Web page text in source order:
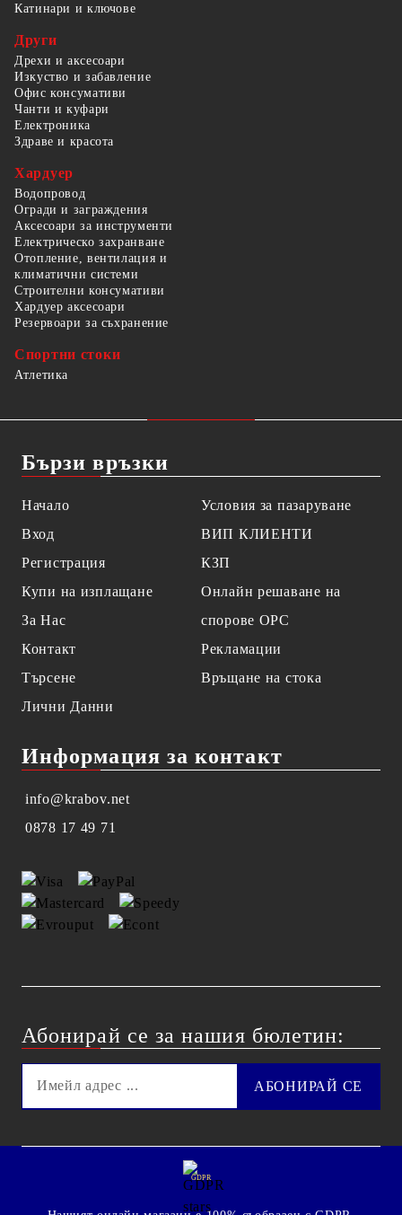
Катинари и ключове
Други
Дрехи и аксесоари
Изкуство и забавление
Офис консумативи
Чанти и куфари
Електроника
Здраве и красота
Хардуер
Водопровод
Огради и заграждения
Аксесоари за инструменти
Електрическо захранване
Отопление, вентилация и
климатични системи
Строителни консумативи
Хардуер аксесоари
Резервоари за съхранение
Спортни стоки
Атлетика
Бързи връзки
Начало
Вход
Регистрация
Купи на изплащане
За Нас
Контакт
Търсене
Лични Данни
Условия за пазаруване
ВИП КЛИЕНТИ
КЗП
Онлайн решаване на
спорове OPC
Рекламации
Връщане на стока
Информация за контакт
info@krabov.net
0878 17 49 71
Абонирай се за нашия бюлетин:
GDPR